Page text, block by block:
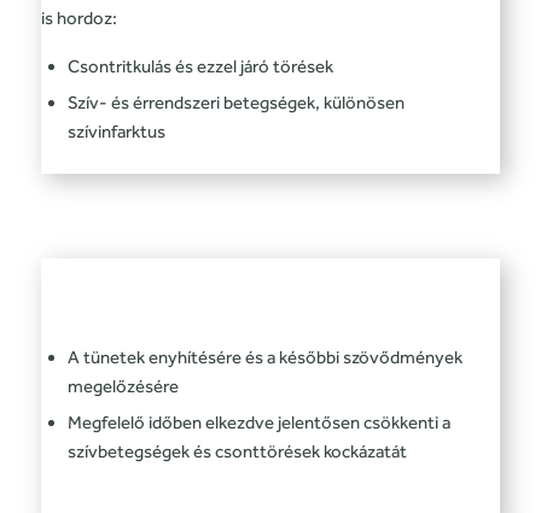
is hordoz:
Csontritkulás és ezzel járó törések
Szív- és érrendszeri betegségek, különösen
szívinfarktus
A tünetek enyhítésére és a későbbi szövődmények
megelőzésére
Megfelelő időben elkezdve jelentősen csökkenti a
szívbetegségek és csonttörések kockázatát